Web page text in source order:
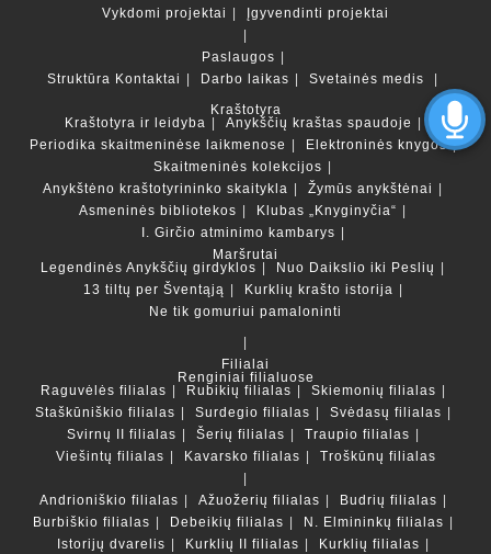
Vykdomi projektai
Įgyvendinti projektai
Paslaugos
Struktūra Kontaktai Darbo laikas
Svetainės medis
Kraštotyra
Kraštotyra ir leidyba
Anykščių kraštas spaudoje
Periodika skaitmeninėse laikmenose
Elektroninės knygos
Skaitmeninės kolekcijos
Anykštėno kraštotyrininko skaitykla
Žymūs anykštėnai
Asmeninės bibliotekos
Klubas „Knyginyčia“
I. Girčio atminimo kambarys
Maršrutai
Legendinės Anykščių girdyklos
Nuo Daikslio iki Peslių
13 tiltų per Šventąją
Kurklių krašto istorija
Ne tik gomuriui pamaloninti
Filialai
Renginiai filialuose
Raguvėlės filialas
Rubikių filialas
Skiemonių filialas
Staškūniškio filialas
Surdegio filialas
Svėdasų filialas
Svirnų II filialas
Šerių filialas
Traupio filialas
Viešintų filialas
Kavarsko filialas Troškūnų filialas
Andrioniškio filialas Ažuožerių filialas
Budrių filialas
Burbiškio filialas
Debeikių filialas
N. Elmininkų filialas
Istorijų dvarelis
Kurklių II filialas Kurklių filialas